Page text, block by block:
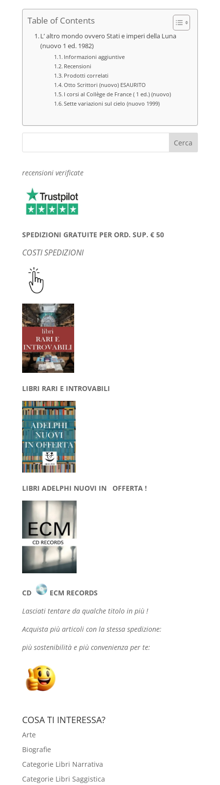
Table of Contents
L’ altro mondo ovvero Stati e imperi della Luna
(nuovo 1 ed. 1982)
Informazioni aggiuntive
Recensioni
Prodotti correlati
Otto Scrittori (nuovo) ESAURITO
I corsi al Collège de France ( 1 ed.) (nuovo)
Sette variazioni sul cielo (nuovo 1999)
recensioni verificate
SPEDIZIONI GRATUITE PER ORD. SUP. € 50
COSTI SPEDIZIONI
LIBRI RARI E INTROVABILI
LIBRI ADELPHI NUOVI IN OFFERTA !
CD
ECM RECORDS
Lasciati tentare da qualche titolo in più !
Acquista più articoli con la stessa spedizione:
più sostenibilità e più convenienza per te:
COSA TI INTERESSA?
Arte
Biografie
Categorie Libri Narrativa
Categorie Libri Saggistica